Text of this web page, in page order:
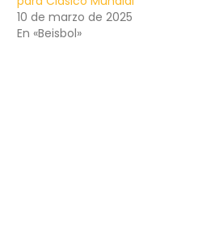
10 de marzo de 2025
En «Beisbol»